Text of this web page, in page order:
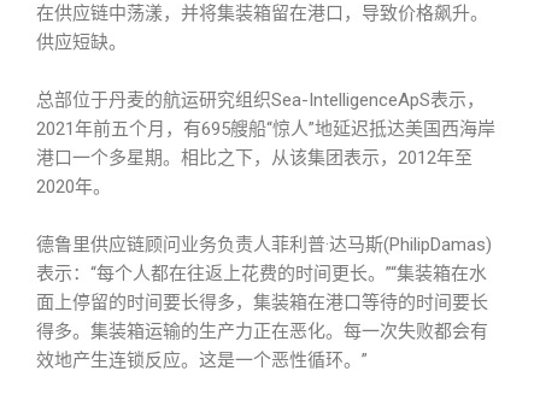
在供应链中荡漾，并将集装箱留在港口，导致价格飙升。
供应短缺。
总部位于丹麦的航运研究组织Sea-IntelligenceApS表示，
2021年前五个月，有695艘船“惊人”地延迟抵达美国西海岸
港口一个多星期。相比之下，从该集团表示，2012年至
2020年。
德鲁里供应链顾问业务负责人菲利普·达马斯(PhilipDamas)
表示：“每个人都在往返上花费的时间更长。”“集装箱在水
面上停留的时间要长得多，集装箱在港口等待的时间要长
得多。集装箱运输的生产力正在恶化。每一次失败都会有
效地产生连锁反应。这是一个恶性循环。”